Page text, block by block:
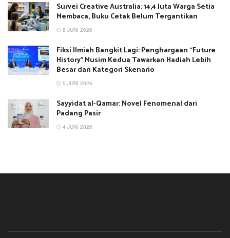
Survei Creative Australia: 14,4 Juta Warga Setia
Membaca, Buku Cetak Belum Tergantikan
8 JUNI 2026
Fiksi Ilmiah Bangkit Lagi: Penghargaan “Future
History” Musim Kedua Tawarkan Hadiah Lebih
Besar dan Kategori Skenario
5 JUNI 2026
Sayyidat al-Qamar: Novel Fenomenal dari
Padang Pasir
4 JUNI 2026